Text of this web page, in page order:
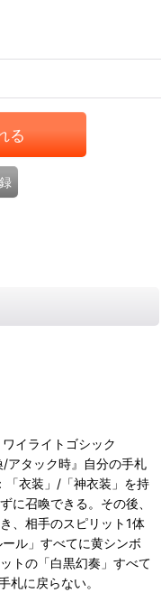
る
イライトゴシック
/アタック時』自分の手札
「衣装」/「神衣装」を持
に召喚できる。その後、
、相手のスピリット1体
ル」すべてに黄シンボ
トの「白黒幻奏」すべて
札に戻らない。